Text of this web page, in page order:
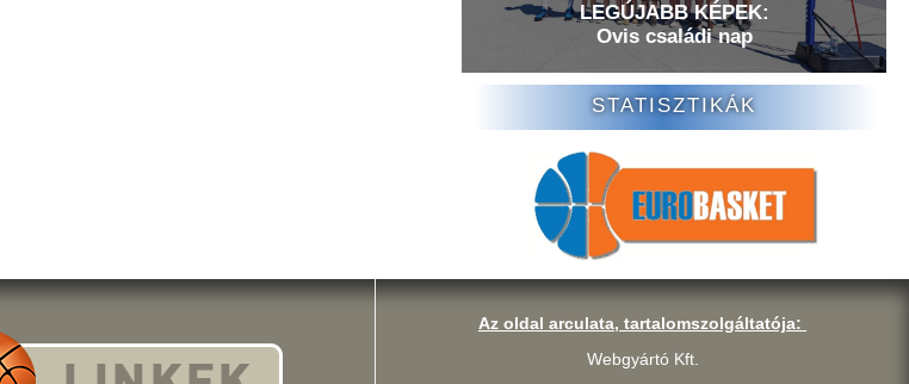
LEGÚJABB KÉPEK:
Ovis családi nap
STATISZTIKÁK
Az oldal arculata, tartalomszolgáltatója:
Webgyártó Kft.